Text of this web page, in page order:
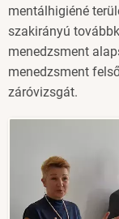
mentálhigiéné
szakirányú
menedzsment
menedzsment
záróvizsgát.